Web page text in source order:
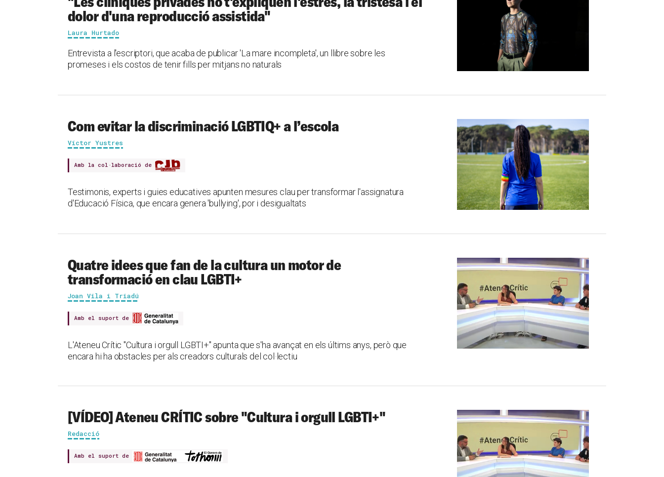
dolor d'una reproducció assistida"
Laura Hurtado
Entrevista a l'escriptori, que acaba de publicar 'La mare incompleta', un llibre sobre les
promeses i els costos de tenir fills per mitjans no naturals
Com evitar la discriminació LGBTIQ+ a l’escola
Víctor Yustres
Amb la col·laboració de
Testimonis, experts i guies educatives apunten mesures clau per transformar l'assignatura
d'Educació Física, que encara genera 'bullying', por i desigualtats
Quatre idees que fan de la cultura un motor de
transformació en clau LGBTI+
Joan Vila i Triadú
Amb el suport de
L'Ateneu Crític "Cultura i orgull LGBTI+" apunta que s'ha avançat en els últims anys, però que
encara hi ha obstacles per als creadors culturals del col·lectiu
[VÍDEO] Ateneu CRÍTIC sobre "Cultura i orgull LGBTI+"
Redacció
Amb el suport de